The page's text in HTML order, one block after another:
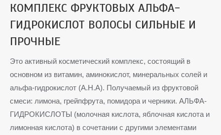
КОМПЛЕКС ФРУКТОВЫХ АЛЬФА-
ГИДРОКИСЛОТ ВОЛОСЫ СИЛЬНЫЕ И
ПРОЧНЫЕ
Это активный косметический комплекс, состоящий в
основном из витамин, аминокислот, минеральных солей и
альфа-гидрокислот (А.Н.А). Получаемый из фруктовой
смеси: лимона, грейпфрута, помидора и черники. АЛЬФА-
ГИДРОКИСЛОТЫ (молочная кислота, яблочная кислота и
лимонная кислота) в сочетании с другими элементами